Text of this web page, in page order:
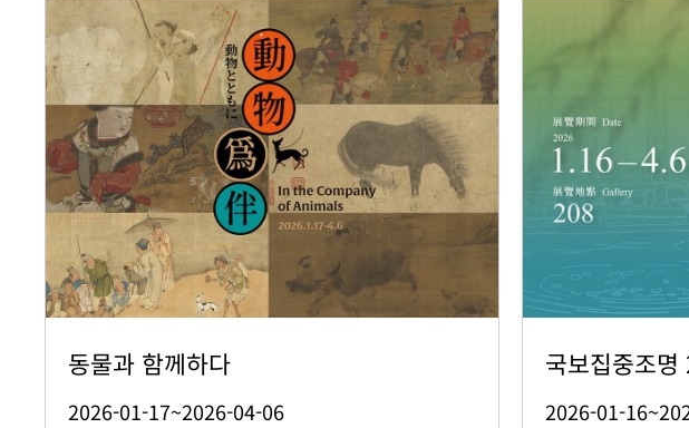
동물과 함께하다
2026-01-17~2026-04-06
국보집중조
2026-01-